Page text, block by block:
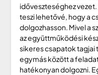
időveszteséghez
teszi lehetővé, hogy a
dolgozhasson. Mivel a
az együttműködési
sikeres csapatok tagjai
egymás között a
hatékonyan dolgozni.